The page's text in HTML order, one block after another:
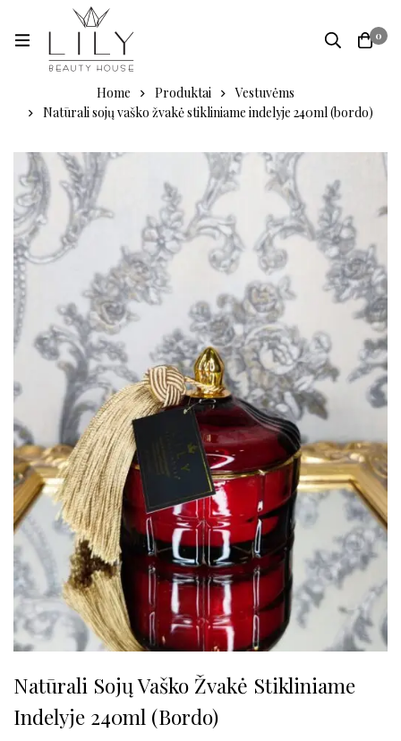
0
Home Produktai
Vestuvėms
Natūrali sojų vaško žvakė stikliniame indelyje 240ml (bordo)
Natūrali Sojų Vaško Žvakė Stikliniame
Indelyje 240ml (bordo)